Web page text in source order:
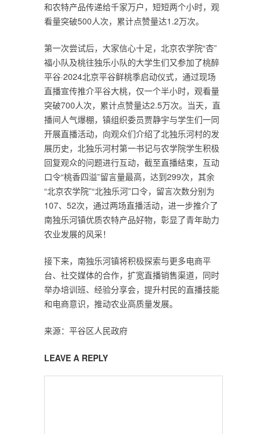
和农特产品传递给千家万户，短短两个小时，观
看量突破500人次，累计点赞量达1.2万次。
第一次尝试后，大家信心十足，北京农学院“杏”
福小队及桃往独乐小队的大学生们又参加了桃醉
平谷·2024北京平谷鲜桃季启动仪式，通过现场
直播宣传推介平谷大桃，仅一个半小时，观看量
突破700人次，累计点赞量达2.5万次。当天，直
播间人气爆棚，镇组织委员贾静宇与学生们一同
开展直播活动，向观众们介绍了北独乐河村的发
展历史，北独乐河村第一书记与农学院学生积极
回复观众的问题进行互动，截至直播结束，互动
口令“桃香四溢”留言量最高，达到299次，其余
“北京农学院”“北独乐河”口令，留言次数分别为
107、52次，通过两场直播活动，进一步推介了
南独乐河镇优质农特产品好物，彰显了青年助力
农业发展的风采！
接下来，南独乐河镇将积极探索与更多电商平
台、社交媒体的合作，扩宽直播销售渠道，同时
举办培训班、经验分享会，提升村民的直播技能
和电商意识，推动农业高质量发展。
来源：平谷区人民政府
LEAVE A REPLY